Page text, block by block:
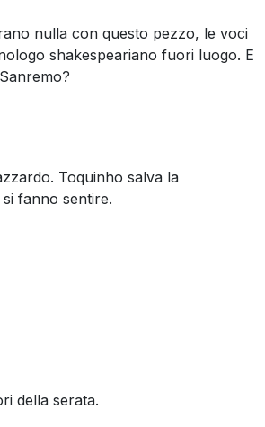
nulla con questo pezzo, le voci
shakespeariano fuori luogo. E
Toquinho salva la
fanno sentire.
della serata.